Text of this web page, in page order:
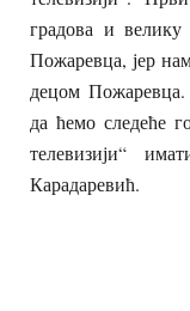
градова и велику
Пожаревца, јер
децом
да ћемо следеће
телевизији“
Карадаревић.